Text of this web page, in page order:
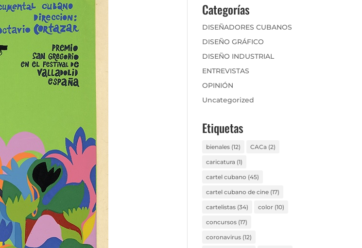
Categorías
DISEÑADORES CUBANOS
DISEÑO GRÁFICO
DISEÑO INDUSTRIAL
ENTREVISTAS
OPINIÓN
Uncategorized
Etiquetas
bienales (12) CACa (2)
caricatura (1)
cartel cubano (45)
cartel cubano de cine (17)
cartelistas (34) color (10)
concursos (17)
coronavirus (12)